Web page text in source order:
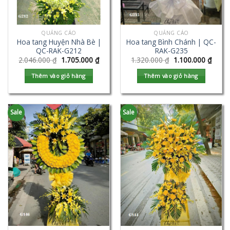
QUẢNG CÁO
Hoa tang Huyện Nhà Bè |
QC-RAK-G212
2.046.000₫ 1.705.000 ₫
Thêm vào giỏ hàng
QUẢNG CÁO
Hoa tang Bình Chánh | QC-
RAK-G235
1.320.000₫ 1.100.000 ₫
Thêm vào giỏ hàng
Sale Sale